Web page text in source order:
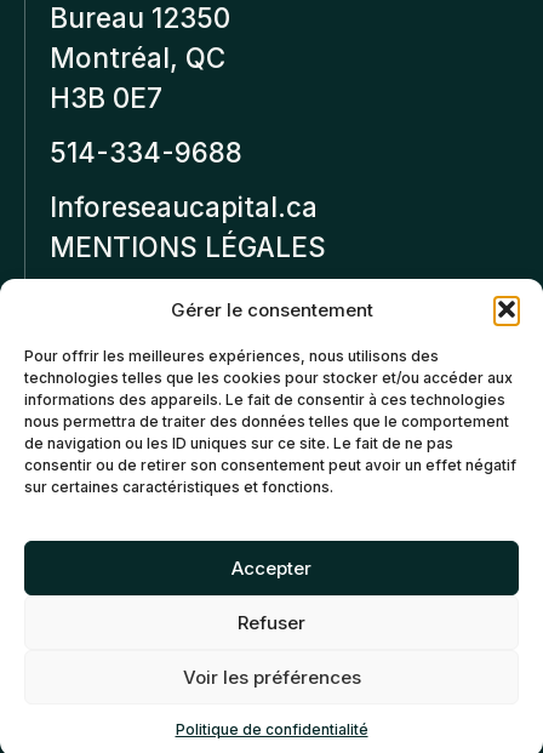
Gérer le consentement
Pour offrir les meilleures expériences, nous utilisons des
technologies telles que les cookies pour stocker et/ou accéder aux
informations des appareils. Le fait de consentir à ces technologies
nous permettra de traiter des données telles que le comportement
de navigation ou les ID uniques sur ce site. Le fait de ne pas
consentir ou de retirer son consentement peut avoir un effet négatif
sur certaines caractéristiques et fonctions.
Accepter
Refuser
Voir les préférences
Politique de confidentialité
Bureau 12350
Montréal, QC
H3B 0E7
514-334-9688
Inforeseaucapital.ca
MENTIONS LÉGALES
Politique de
Politiques d’annulation et
de remboursement
Politique de cookies (CA)
©2026 Réseau Capital. Tous
droits reservés -
My Little
- Agence web